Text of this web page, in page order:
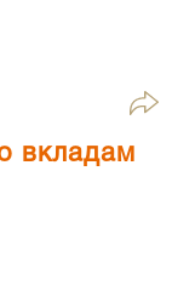
вкладам